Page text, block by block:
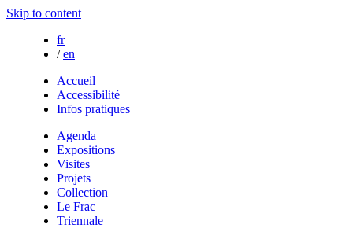
Skip to content
fr
/ en
Accueil
Accessibilité
Infos pratiques
Agenda
Expositions
Visites
Projets
Collection
Le Frac
Triennale